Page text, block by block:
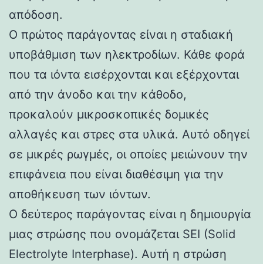
απόδοση.
Ο πρώτος παράγοντας είναι η σταδιακή
υποβάθμιση των ηλεκτροδίων. Κάθε φορά
που τα ιόντα εισέρχονται και εξέρχονται
από την άνοδο και την κάθοδο,
προκαλούν μικροσκοπικές δομικές
αλλαγές και στρες στα υλικά. Αυτό οδηγεί
σε μικρές ρωγμές, οι οποίες μειώνουν την
επιφάνεια που είναι διαθέσιμη για την
αποθήκευση των ιόντων.
Ο δεύτερος παράγοντας είναι η δημιουργία
μιας στρώσης που ονομάζεται SEI (Solid
Electrolyte Interphase). Αυτή η στρώση